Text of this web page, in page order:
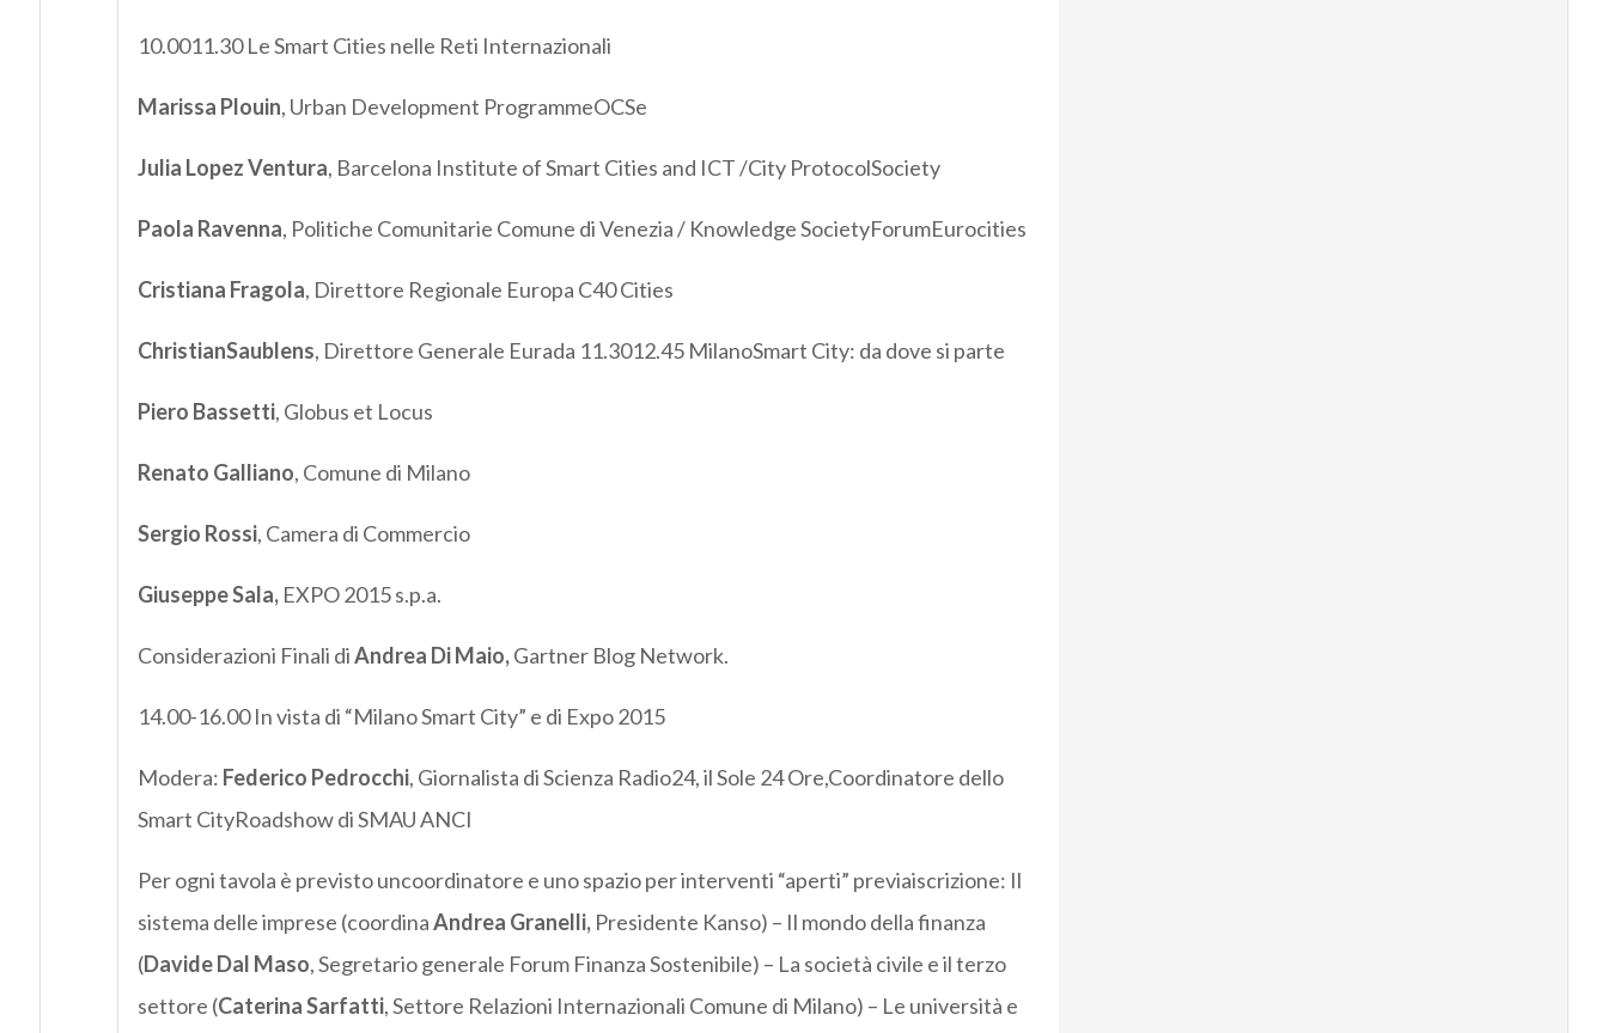
10.0011.30 Le Smart Cities nelle Reti Internazionali
Marissa Plouin, Urban Development ProgrammeOCSe
Julia Lopez Ventura, Barcelona Institute of Smart Cities and ICT /City ProtocolSociety
Paola Ravenna, Politiche Comunitarie Comune di Venezia / Knowledge SocietyForumEurocities
Cristiana Fragola, Direttore Regionale Europa C40 Cities
ChristianSaublens, Direttore Generale Eurada 11.3012.45 MilanoSmart City: da dove si parte
Piero Bassetti, Globus et Locus
Renato Galliano, Comune di Milano
Sergio Rossi, Camera di Commercio
Giuseppe Sala,EXPO 2015 s.p.a.
Considerazioni Finali diAndrea Di Maio,Gartner Blog Network.
14.00-16.00 In vista di “Milano Smart City” e di Expo 2015
Modera: Federico Pedrocchi, Giornalista di Scienza Radio24, il Sole 24 Ore,Coordinatore dello
Smart CityRoadshow di SMAU ANCI
Per ogni tavola è previsto uncoordinatore e uno spazio per interventi “aperti” previaiscrizione: Il
sistema delle imprese (coordinaAndrea Granelli, Presidente Kanso) – Il mondo della finanza
(Davide Dal Maso, Segretario generale Forum Finanza Sostenibile) – La società civile e il terzo
settore (Caterina Sarfatti, Settore Relazioni Internazionali Comune di Milano) – Le università e